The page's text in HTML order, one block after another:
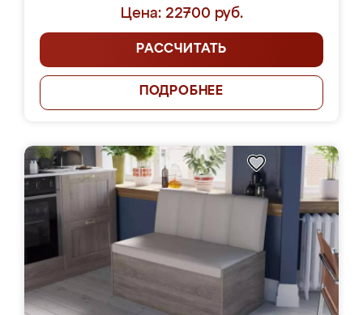
Цена: 22700 руб.
РАССЧИТАТЬ
ПОДРОБНЕЕ